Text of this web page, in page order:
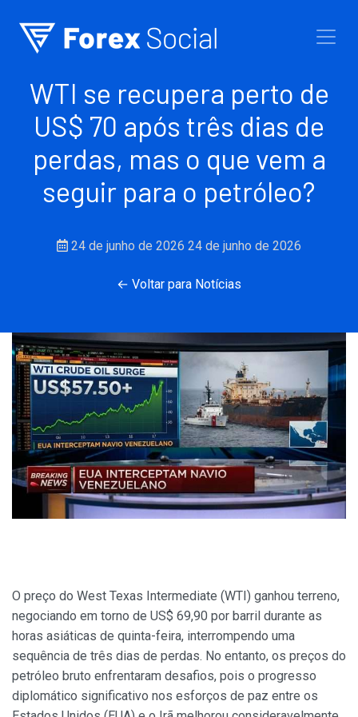
WTI se recupera perto de
US$ 70 após três dias de
perdas, mas o que vem a
seguir para o petróleo?
24 de junho de 2026 24 de junho de 2026
← Voltar para Notícias
O preço do West Texas Intermediate (WTI) ganhou terreno,
negociando em torno de US$ 69,90 por barril durante as
horas asiáticas de quinta-feira, interrompendo uma
sequência de três dias de perdas. No entanto, os preços do
petróleo bruto enfrentaram desafios, pois o progresso
diplomático significativo nos esforços de paz entre os